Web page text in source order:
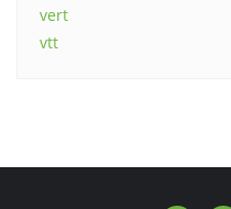
vert
vtt